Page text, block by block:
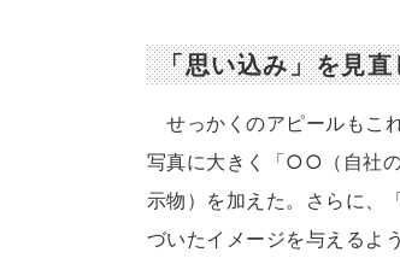
「思い込み」を見
せっかくのアピールもこ
写真に大きく「○○（自社
示物）を加えた。さらに、
づいたイメージを与えるよ